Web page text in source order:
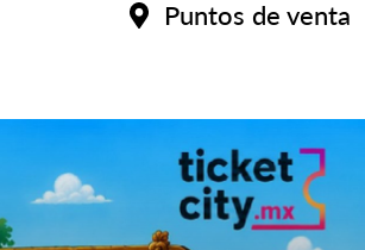
Puntos de venta